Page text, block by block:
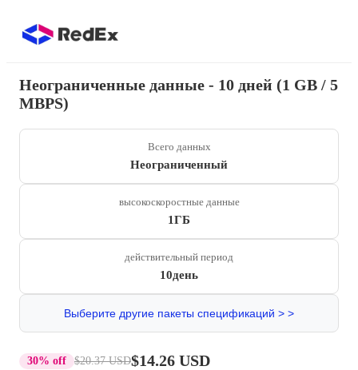
Неограниченные данные - 10 дней (1 GB / 5
MBPS)
Всего данных
Неограниченный
высокоскоростные данные
1ГБ
действительный период
10день
Выберите другие пакеты спецификаций > >
30% off $20.37 USD$14.26 USD